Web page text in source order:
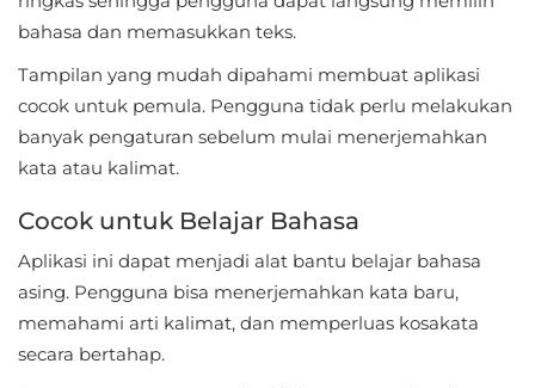
Food
&
Drink
Health
House
&
bahasa dan memasukkan teks.
Tampilan yang mudah dipahami membuat aplikasi
cocok untuk pemula. Pengguna tidak perlu melakukan
banyak pengaturan sebelum mulai menerjemahkan
kata atau kalimat.
Cocok untuk Belajar Bahasa
Aplikasi ini dapat menjadi alat bantu belajar bahasa
asing. Pengguna bisa menerjemahkan kata baru,
memahami arti kalimat, dan memperluas kosakata
secara bertahap.